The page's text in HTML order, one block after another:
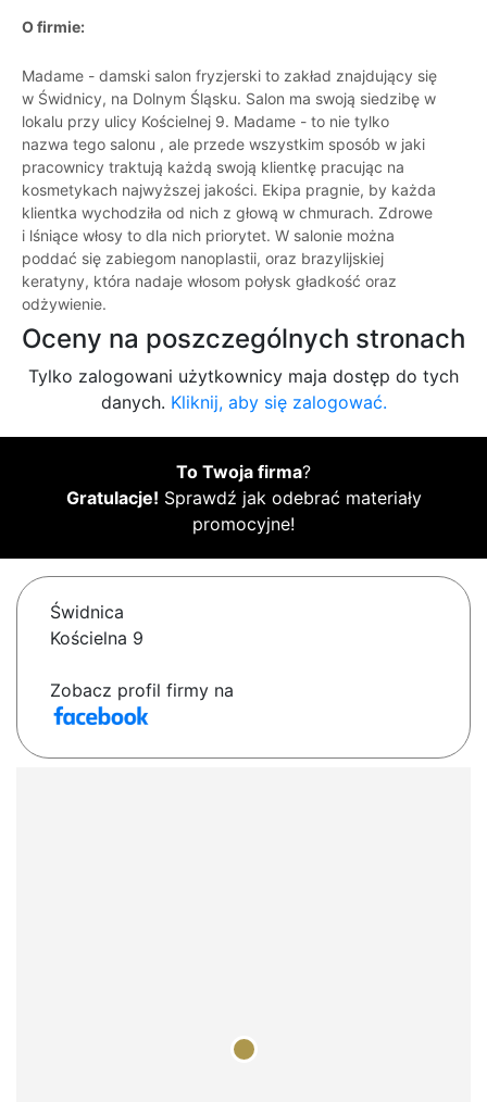
O firmie:
Madame - damski salon fryzjerski to zakład znajdujący się
w Świdnicy, na Dolnym Śląsku. Salon ma swoją siedzibę w
lokalu przy ulicy Kościelnej 9. Madame - to nie tylko
nazwa tego salonu , ale przede wszystkim sposób w jaki
pracownicy traktują każdą swoją klientkę pracując na
kosmetykach najwyższej jakości. Ekipa pragnie, by każda
klientka wychodziła od nich z głową w chmurach. Zdrowe
i lśniące włosy to dla nich priorytet. W salonie można
poddać się zabiegom nanoplastii, oraz brazylijskiej
keratyny, która nadaje włosom połysk gładkość oraz
odżywienie.
Oceny na poszczególnych stronach
Tylko zalogowani użytkownicy maja dostęp do tych
danych. Kliknij, aby się zalogować.
To Twoja firma?
Gratulacje! Sprawdź jak odebrać materiały
promocyjne!
Świdnica
Kościelna 9
Zobacz profil firmy na